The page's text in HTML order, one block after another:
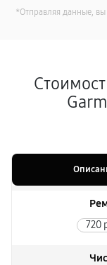
*Отправляя данные, вы
720